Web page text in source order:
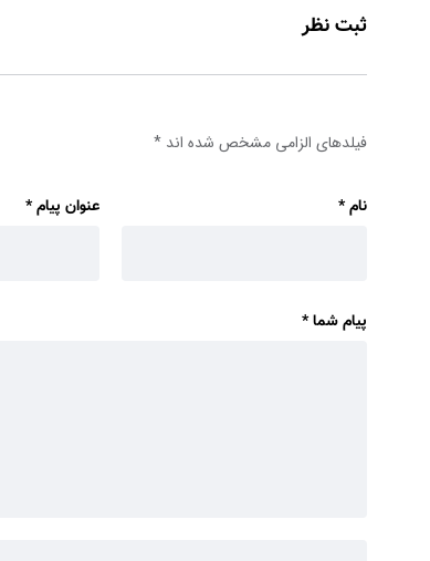
ثبت نظر
فیلدهای الزامی مشخص شده اند *
نام* عنوان پیام*
پیام شما*